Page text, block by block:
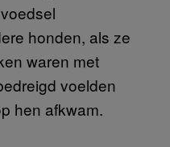
honden, als ze
waren met
voelden
hen afkwam.